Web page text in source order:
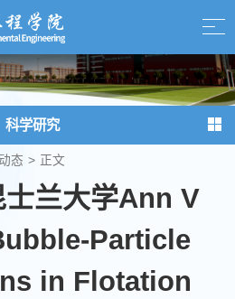
科学研究
态 > 正文
兰大学Ann V
Particle
in Flotation